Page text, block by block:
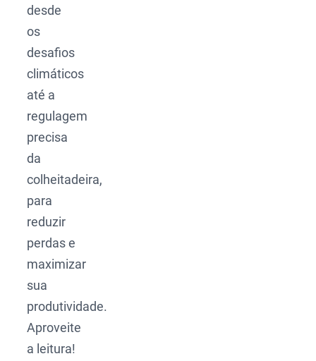
desde
os
desafios
climáticos
até a
regulagem
precisa
da
colheitadeira,
para
reduzir
perdas e
maximizar
sua
produtividade.
Aproveite
a leitura!